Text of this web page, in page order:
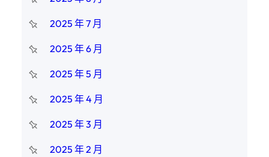
2025 年 7 月
2025 年 6 月
2025 年 5 月
2025 年 4 月
2025 年 3 月
2025 年 2 月